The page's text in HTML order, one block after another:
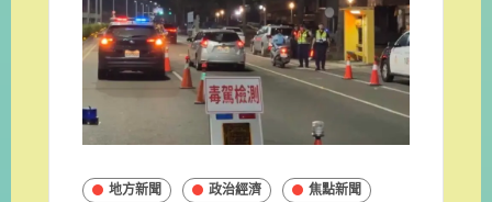
地方新聞 政治經濟 焦點新聞